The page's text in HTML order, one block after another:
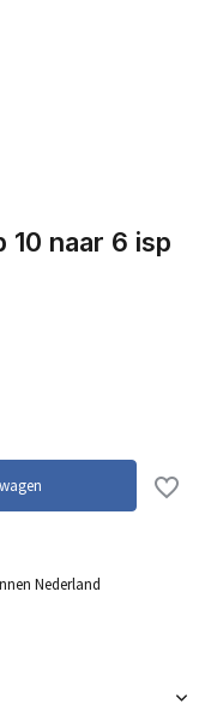
10 naar 6 isp
Nederland